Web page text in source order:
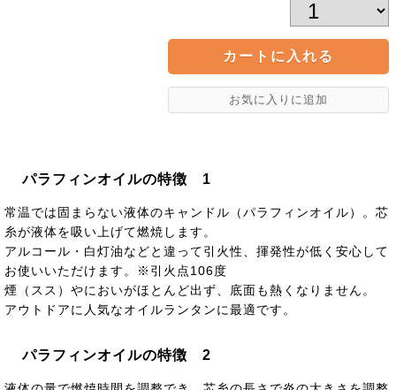
パラフィンオイルの特徴 1
常温では固まらない液体のキャンドル（パラフィンオイル）。芯
糸が液体を吸い上げて燃焼します。
アルコール・白灯油などと違って引火性、揮発性が低く安心して
お使いいただけます。※引火点106度
煙（スス）やにおいがほとんど出ず、底面も熱くなりません。
アウトドアに人気なオイルランタンに最適です。
パラフィンオイルの特徴 2